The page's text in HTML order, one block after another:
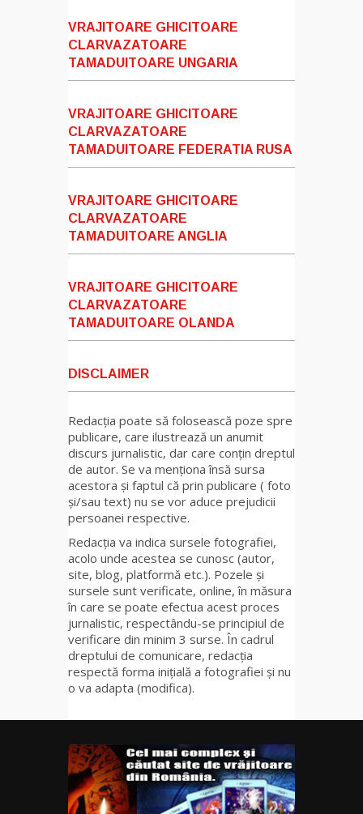
VRAJITOARE GHICITOARE
CLARVAZATOARE
TAMADUITOARE UNGARIA
VRAJITOARE GHICITOARE
CLARVAZATOARE
TAMADUITOARE FEDERATIA RUSA
VRAJITOARE GHICITOARE
CLARVAZATOARE
TAMADUITOARE ANGLIA
VRAJITOARE GHICITOARE
CLARVAZATOARE
TAMADUITOARE OLANDA
DISCLAIMER
Redacția poate să folosească poze spre
publicare, care ilustrează un anumit
discurs jurnalistic, dar care conțin dreptul
de autor. Se va menționa însă sursa
acestora și faptul că prin publicare ( foto
și/sau text) nu se vor aduce prejudicii
persoanei respective.
Redacția va indica sursele fotografiei,
acolo unde acestea se cunosc (autor,
site, blog, platformă etc.). Pozele și
sursele sunt verificate, online, în măsura
în care se poate efectua acest proces
jurnalistic, respectându-se principiul de
verificare din minim 3 surse. În cadrul
dreptului de comunicare, redacția
respectă forma inițială a fotografiei și nu
o va adapta (modifica).